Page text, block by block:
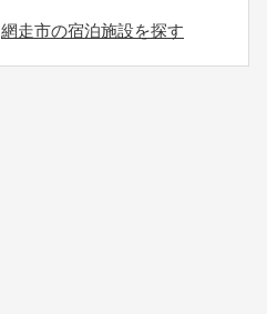
網走市の宿泊施設を探す